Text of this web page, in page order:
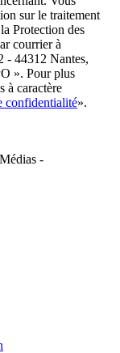
sur le traitement
Protection des
courrier à
- 44312 Nantes,
». Pour plus
à caractère
confidentialité».
-